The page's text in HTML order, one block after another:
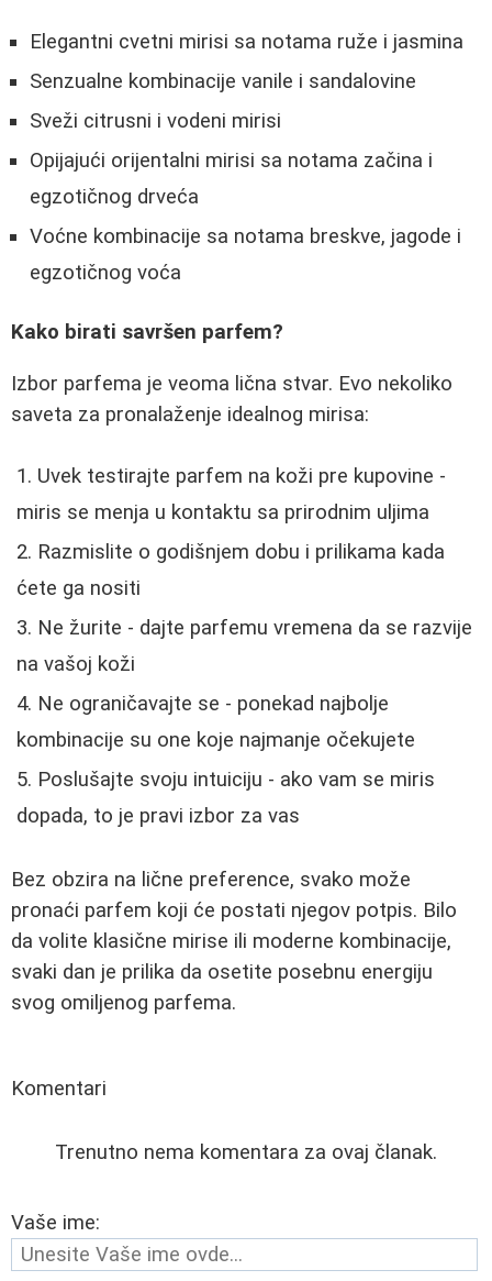
Elegantni cvetni mirisi sa notama ruže i jasmina
Senzualne kombinacije vanile i sandalovine
Sveži citrusni i vodeni mirisi
Opijajući orijentalni mirisi sa notama začina i
egzotičnog drveća
Voćne kombinacije sa notama breskve, jagode i
egzotičnog voća
Kako birati savršen parfem?
Izbor parfema je veoma lična stvar. Evo nekoliko
saveta za pronalaženje idealnog mirisa:
Uvek testirajte parfem na koži pre kupovine -
miris se menja u kontaktu sa prirodnim uljima
Razmislite o godišnjem dobu i prilikama kada
ćete ga nositi
Ne žurite - dajte parfemu vremena da se razvije
na vašoj koži
Ne ograničavajte se - ponekad najbolje
kombinacije su one koje najmanje očekujete
Poslušajte svoju intuiciju - ako vam se miris
dopada, to je pravi izbor za vas
Bez obzira na lične preference, svako može
pronaći parfem koji će postati njegov potpis. Bilo
da volite klasične mirise ili moderne kombinacije,
svaki dan je prilika da osetite posebnu energiju
svog omiljenog parfema.
Komentari
Trenutno nema komentara za ovaj članak.
Vaše ime: